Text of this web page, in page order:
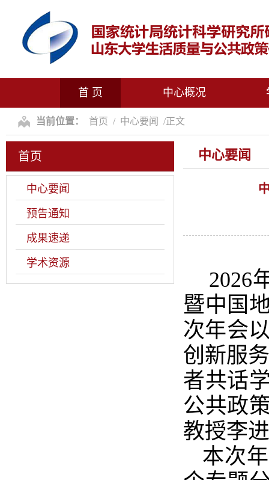
首 页 中心概况
当前位置： 首页 / 中心要闻 /正文
首页
中心要闻
预告通知
成果速递
学术资源
中心要闻
2026
暨中国
次年会
创新服
者共话
公共政
教授李
本次